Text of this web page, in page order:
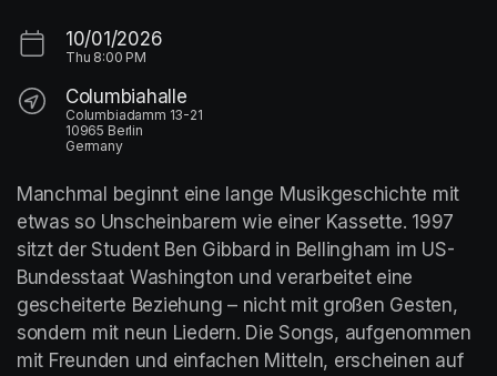
10/01/2026
Thu 8:00 PM
Columbiahalle
Columbiadamm 13-21
10965 Berlin
Germany
Manchmal beginnt eine lange Musikgeschichte mit
etwas so Unscheinbarem wie einer Kassette. 1997
sitzt der Student Ben Gibbard in Bellingham im US-
Bundesstaat Washington und verarbeitet eine
gescheiterte Beziehung – nicht mit großen Gesten,
sondern mit neun Liedern. Die Songs, aufgenommen
mit Freunden und einfachen Mitteln, erscheinen auf